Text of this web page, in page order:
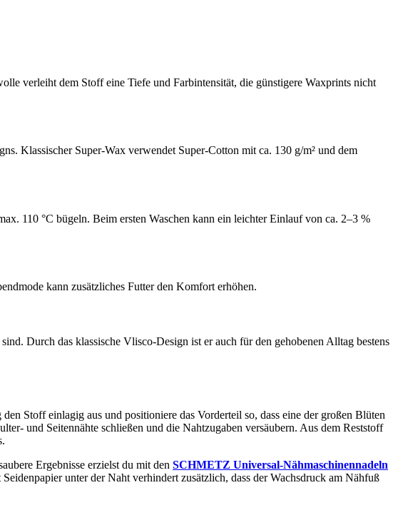
verleiht dem Stoff eine Tiefe und Farbintensität, die günstigere Waxprints nicht
Klassischer Super-Wax verwendet Super-Cotton mit ca. 130 g/m² und dem
110 °C bügeln. Beim ersten Waschen kann ein leichter Einlauf von ca. 2–3 %
kann zusätzliches Futter den Komfort erhöhen.
Durch das klassische Vlisco-Design ist er auch für den gehobenen Alltag bestens
Stoff einlagig aus und positioniere das Vorderteil so, dass eine der großen Blüten
und Seitennähte schließen und die Nahtzugaben versäubern. Aus dem Reststoff
Ergebnisse erzielst du mit den SCHMETZ Universal-Nähmaschinennadeln
unter der Naht verhindert zusätzlich, dass der Wachsdruck am Nähfuß